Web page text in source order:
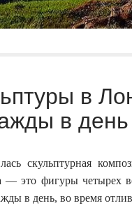
в
в
скульптурная
— это фигуры четырех
в день, во время